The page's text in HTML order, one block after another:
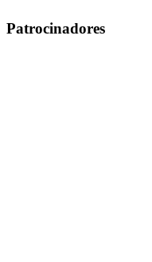
Patrocinadores